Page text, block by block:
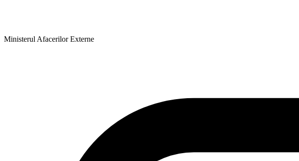
Ministerul Afacerilor Externe